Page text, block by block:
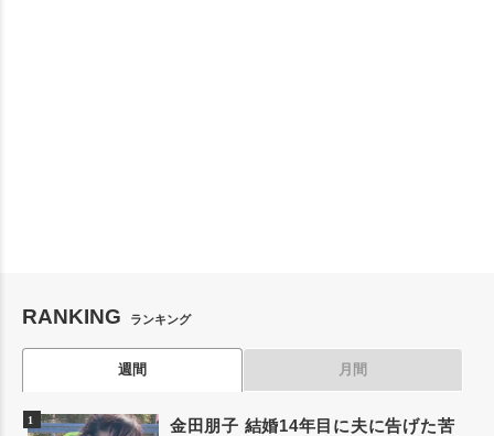
RANKING ランキング
週間 月間
金田朋子 結婚14年目に夫に告げた苦